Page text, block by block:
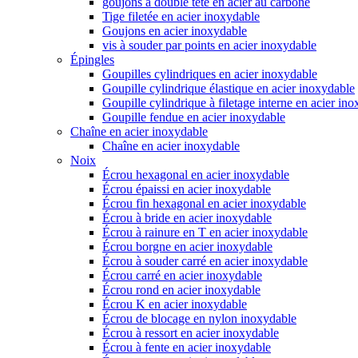
Tige filetée en acier inoxydable
Goujons en acier inoxydable
vis à souder par points en acier inoxydable
Épingles
Goupilles cylindriques en acier inoxydable
Goupille cylindrique élastique en acier inoxydable
Goupille cylindrique à filetage interne en acier
Goupille fendue en acier inoxydable
Chaîne en acier inoxydable
Chaîne en acier inoxydable
Noix
Écrou hexagonal en acier inoxydable
Écrou épaissi en acier inoxydable
Écrou fin hexagonal en acier inoxydable
Écrou à bride en acier inoxydable
Écrou à rainure en T en acier inoxydable
Écrou borgne en acier inoxydable
Écrou à souder carré en acier inoxydable
Écrou carré en acier inoxydable
Écrou rond en acier inoxydable
Écrou K en acier inoxydable
Écrou de blocage en nylon inoxydable
Écrou à ressort en acier inoxydable
Écrou à fente en acier inoxydable